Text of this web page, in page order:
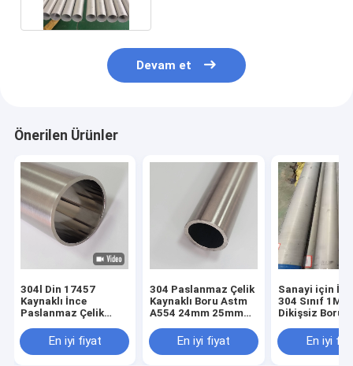
Devam et
Önerilen Ürünler
304l Din 17457
Kaynaklı İnce
Paslanmaz Çelik
OD 122mm Sıcak
Haddelenmiş
En iyi fiyat
304 Paslanmaz Çelik
Kaynaklı Boru Astm
A554 24mm 25mm
Paslanmaz Çelik
Boru
En iyi fiyat
Sanayi için
304 Sınıf
Dikişsiz
En iyi